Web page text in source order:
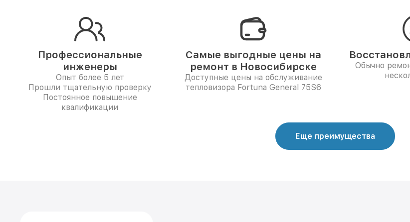
Профессиональные
инженеры
Опыт более 5 лет
Прошли тщательную проверку
Постоянное повышение
квалификации
Самые выгодные цены на
ремонт в Новосибирске
Доступные цены на обслуживание
тепловизора Fortuna General 75S6
Обычно
Еще преимущества